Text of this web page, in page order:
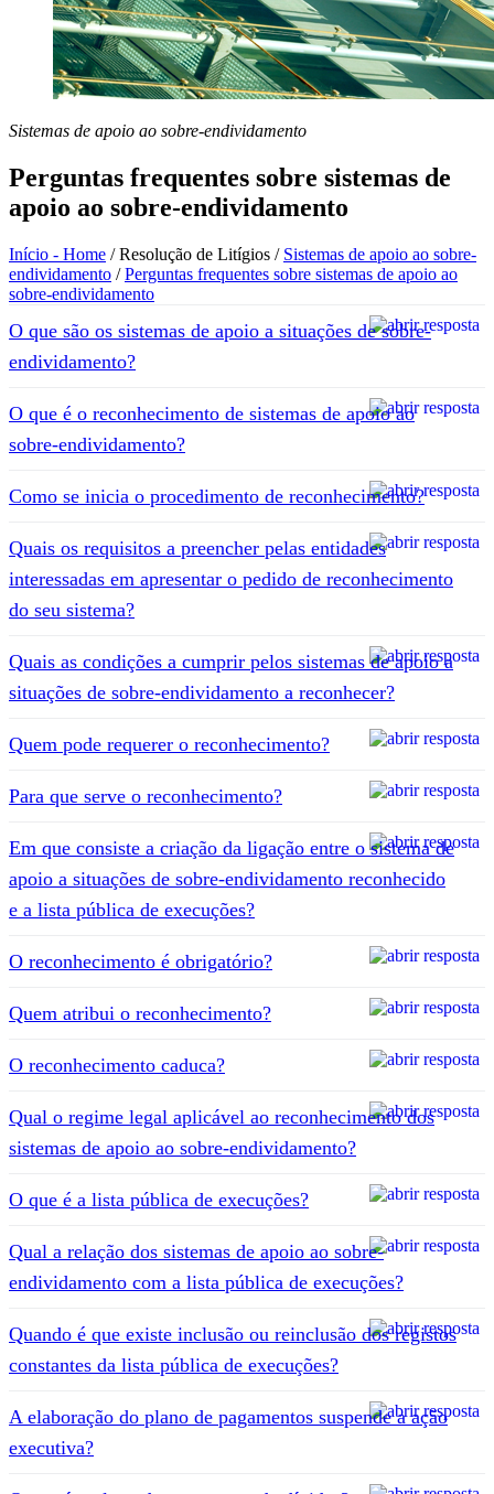
Sistemas de apoio ao sobre-endividamento
Perguntas frequentes sobre sistemas de
apoio ao sobre-endividamento
Início - Home /Resolução de Litígios / Sistemas de apoio ao sobre-
endividamento /Perguntas frequentes sobre sistemas de apoio ao
sobre-endividamento
O que são os sistemas de apoio a situações de sobre-
endividamento?
O que é o reconhecimento de sistemas de apoio ao
sobre-endividamento?
Como se inicia o procedimento de reconhecimento?
Quais os requisitos a preencher pelas entidades
interessadas em apresentar o pedido de reconhecimento
do seu sistema?
Quais as condições a cumprir pelos sistemas de apoio a
situações de sobre-endividamento a reconhecer?
Quem pode requerer o reconhecimento?
Para que serve o reconhecimento?
Em que consiste a criação da ligação entre o sistema de
apoio a situações de sobre-endividamento reconhecido
e a lista pública de execuções?
O reconhecimento é obrigatório?
Quem atribui o reconhecimento?
O reconhecimento caduca?
Qual o regime legal aplicável ao reconhecimento dos
sistemas de apoio ao sobre-endividamento?
O que é a lista pública de execuções?
Qual a relação dos sistemas de apoio ao sobre-
endividamento com a lista pública de execuções?
Quando é que existe inclusão ou reinclusão dos registos
constantes da lista pública de execuções?
A elaboração do plano de pagamentos suspende a ação
executiva?